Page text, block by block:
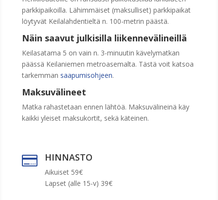
parkkipaikoilla. Lähimmäiset (maksulliset) parkkipaikat
löytyvät Keilalahdentieltä n. 100-metrin päästä.
Näin saavut julkisilla liikennevälineillä
Keilasatama 5 on vain n. 3-minuutin kävelymatkan
päässä Keilaniemen metroasemalta. Tästä voit katsoa
tarkemman saapumisohjeen.
Maksuvälineet
Matka rahastetaan ennen lähtöä. Maksuvälineinä käy
kaikki yleiset maksukortit, sekä käteinen.
 HINNASTO
Aikuiset 59€
Lapset (alle 15-v) 39€